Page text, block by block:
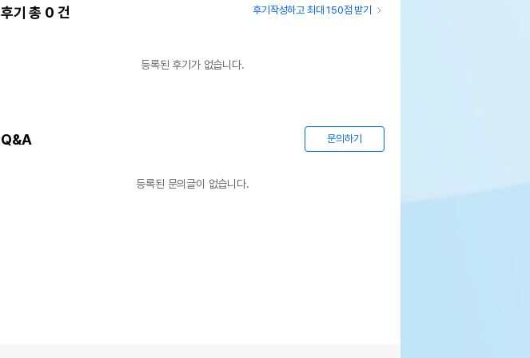
후기 총 0 건 후기작성하고 최대 150점 받기
등록된 후기가 없습니다.
Q&A 문의하기
등록된 문의글이 없습니다.